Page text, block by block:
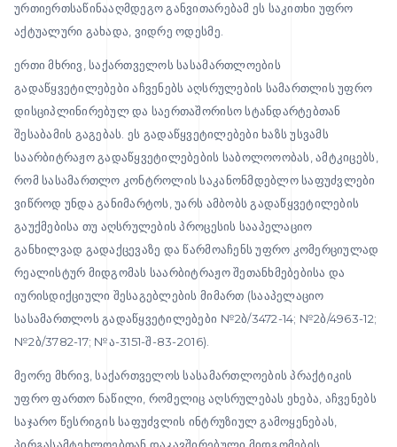
ურთიერთსაწინააღმდეგო განვითარებამ ეს საკითხი უფრო
აქტუალური გახადა, ვიდრე ოდესმე.
ერთი მხრივ, საქართველოს სასამართლოების
გადაწყვეტილებები აჩვენებს აღსრულების სამართლის უფრო
დისციპლინირებულ და საერთაშორისო სტანდარტებთან
შესაბამის გაგებას. ეს გადაწყვეტილებები ხაზს უსვამს
საარბიტრაჟო გადაწყვეტილებების საბოლოოობას, ამტკიცებს,
რომ სასამართლო კონტროლის საკანონმდებლო საფუძვლები
ვიწროდ უნდა განიმარტოს, უარს ამბობს გადაწყვეტილების
გაუქმებისა თუ აღსრულების პროცესის სააპელაციო
განხილვად გადაქცევაზე და წარმოაჩენს უფრო კომერციულად
რეალისტურ მიდგომას საარბიტრაჟო შეთანხმებებისა და
იურისდიქციული შესაგებლების მიმართ (სააპელაციო
სასამართლოს გადაწყვეტილებები №2ბ/3472-14; №2ბ/4963-12;
№2ბ/3782-17; №ა-3151-შ-83-2016).
მეორე მხრივ, საქართველოს სასამართლოების პრაქტიკის
უფრო ფართო ნაწილი, რომელიც აღსრულებას ეხება, აჩვენებს
საჯარო წესრიგის საფუძვლის ინტრუზიულ გამოყენებას,